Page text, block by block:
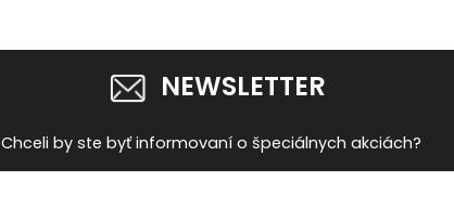
NEWSLETTER
Chceli by ste byť informovaní o špeciálnych akciách?